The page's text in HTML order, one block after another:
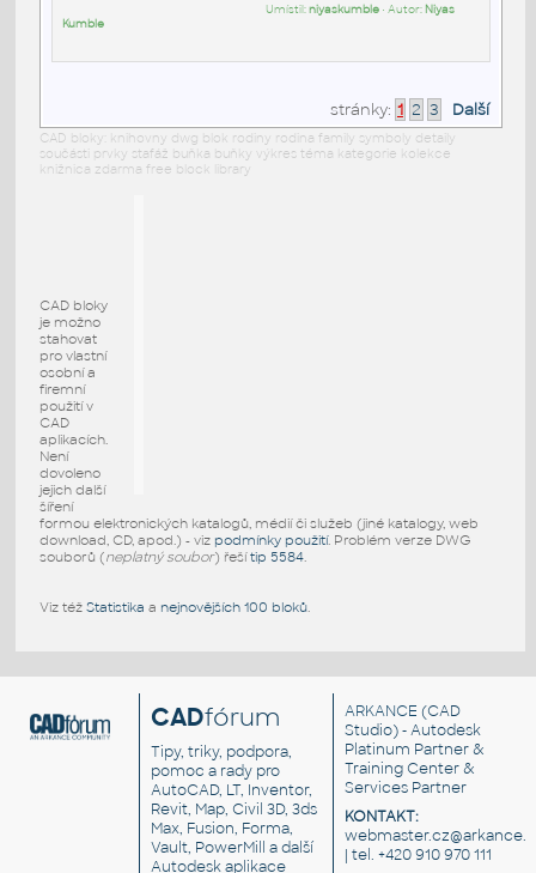
Umístil:niyaskumble• Autor: Niyas
Kumble
stránky: 1 2 3 Další
CAD bloky: knihovny dwg blok rodiny rodina family symboly detaily
součásti prvky stafáž buňka buňky výkres téma kategorie kolekce
knižnica zdarma free block library
CAD bloky
je možno
stahovat
pro vlastní
osobní a
firemní
použití v
CAD
aplikacích.
Není
dovoleno
jejich další
šíření
formou elektronických katalogů, médií či služeb (jiné katalogy, web
download, CD, apod.) - viz podmínky použití. Problém verze DWG
souborů (neplatný soubor) řešítip 5584.
Viz též Statistika a nejnovějších 100 bloků.
CADfórum
Tipy, triky, podpora,
pomoc a rady pro
AutoCAD, LT, Inventor,
Revit, Map, Civil 3D, 3ds
Max, Fusion, Forma,
Vault, PowerMill a další
Autodesk aplikace
ARKANCE (CAD
Studio) - Autodesk
Platinum Partner &
Training Center &
Services Partner
KONTAKT:
| tel. +420 910 970 111